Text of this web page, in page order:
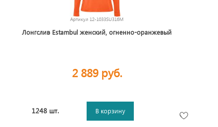
Артикул 12-1033SU316M
Лонгслив Estambul женский, огненно-оранжевый
2 889 руб.
1248 шт. В корзину